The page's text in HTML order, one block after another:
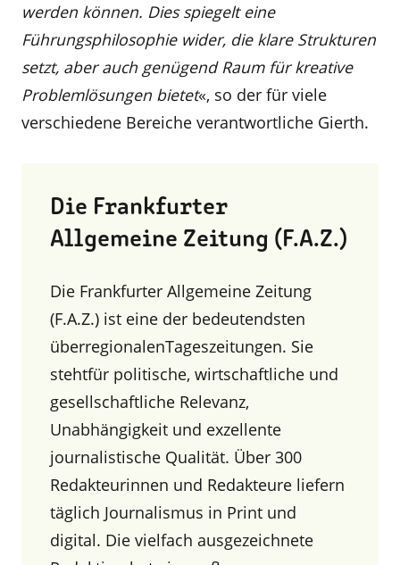
werden können. Dies spiegelt eine
Führungsphilosophie wider, die klare Strukturen
setzt, aber auch genügend Raum für kreative
Problemlösungen bietet«, so der für viele
verschiedene Bereiche verantwortliche Gierth.
Die Frankfurter
Allgemeine Zeitung (F.A.Z.)
Die Frankfurter Allgemeine Zeitung
(F.A.Z.) ist eine der bedeutendsten
überregionalenTageszeitungen. Sie
stehtfür politische, wirtschaftliche und
gesellschaftliche Relevanz,
Unabhängigkeit und exzellente
journalistische Qualität. Über 300
Redakteurinnen und Redakteure liefern
täglich Journalismus in Print und
digital. Die vielfach ausgezeichnete